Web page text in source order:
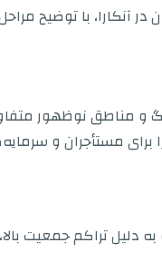
آنکارا، با توضیح
و مناطق نوظهور
مستأجران و
اجاره به دلیل تراکم